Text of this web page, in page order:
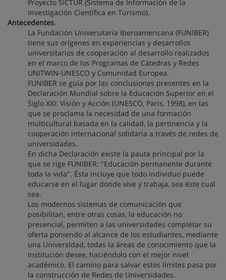
Proyecto SICTUR (Sistema de Información de la
Investigación Científica en Turismo).
Antecedentes.
La Fundación Universitaria Iberoamericana (FUNIBER)
tiene sus orígenes en experiencias y desarrollos
universitarios de cooperación al desarrollo realizados
en el marco de los Programas de Cátedras y Redes
UNITWIN-UNESCO y Comunidad Europea.
FUNIBER se guía por las conclusiones presentes en la
Declaración Mundial sobre la Educación Superior en el
Siglo XXI: Visión y Acción (UNESCO, Paris, 1998), en las
que se proclama la necesidad de una formación
multicultural basada en la calidad, la pertinencia y la
cooperación internacional solidaria a través de redes de
universidades.
En dicha Declaración existe la pauta principal por la
que se rige FUNIBER: "Educación permanente durante
toda la vida". Ésta incluye que todo individuo puede
educarse en el lugar donde vive y trabaja, sea éste cual
sea.
Los modernos sistemas de comunicación que
posibilitan, entre otras cosas, la educación no
presencial, permiten a las universidades completar su
oferta poniendo al alcance de los estudiantes, mediante
una Universidad, todas la áreas de conocimiento que la
Institución desee, haciéndolo con el mejor nivel
académico. El camino para salvar estos límites pasa por
la construcción de Redes de Universidades.